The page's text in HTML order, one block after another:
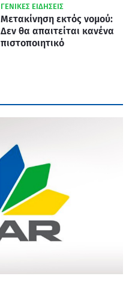
ΓΕΝΙΚΕΣ ΕΙΔΗΣΕΙΣ
Μετακίνηση εκτός νομού:
Δεν θα απαιτείται κανένα
πιστοποιητικό